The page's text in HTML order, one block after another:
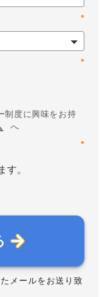
*
*
制度に興味をお持
へ
*
。
メールをお送り致